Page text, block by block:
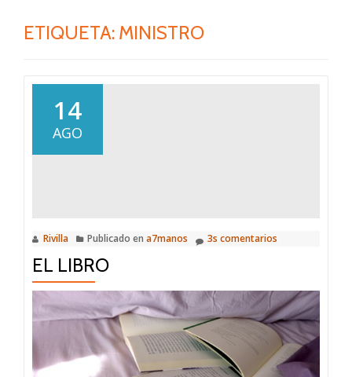
ETIQUETA: MINISTRO
14
AGO
Rivilla Publicado en a7manos 3s comentarios
EL LIBRO